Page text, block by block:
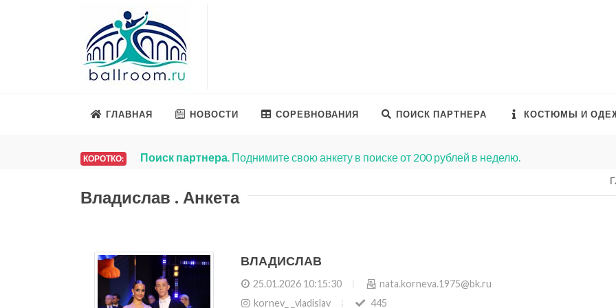
ГЛАВНАЯ НОВОСТИ СОРЕВНОВАНИЯ ПОИСК ПАРТНЕРА КОСТЮМЫ И
КОРОТКО: Поиск партнера. Поднимите свою анкету в поиске от 200 рублей в неделю.
Владислав . Анкета
ВЛАДИСЛАВ
25.01.2026 10:15:30
nata.korneva.1975@bk.ru
kornev_ _vladislav
445